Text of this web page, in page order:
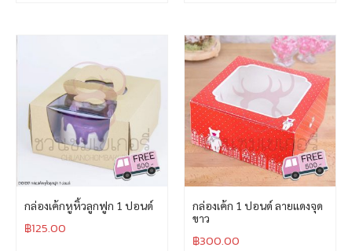
กล่องเค้กหูหิ้วลูกฟูก 1 ปอนด์
฿125.00
กล่องเค้ก 1 ปอนด์ ลายแดงจุด
ขาว
฿300.00